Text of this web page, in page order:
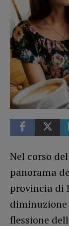
Nel corso
panorama
provincia di
flessione